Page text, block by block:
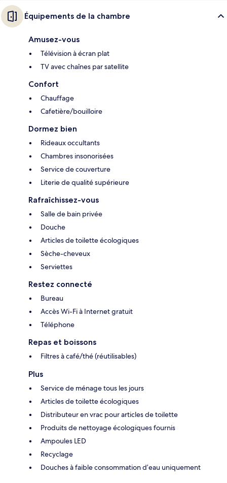
Équipements de la chambre
Amusez-vous
Télévision à écran plat
TV avec chaînes par satellite
Confort
Chauffage
Cafetière/bouilloire
Dormez bien
Rideaux occultants
Chambres insonorisées
Service de couverture
Literie de qualité supérieure
Rafraîchissez-vous
Salle de bain privée
Douche
Articles de toilette écologiques
Sèche-cheveux
Serviettes
Restez connecté
Bureau
Accès Wi-Fi à Internet gratuit
Téléphone
Repas et boissons
Filtres à café/thé (réutilisables)
Plus
Service de ménage tous les jours
Articles de toilette écologiques
Distributeur en vrac pour articles de toilette
Produits de nettoyage écologiques fournis
Ampoules LED
Recyclage
Douches à faible consommation d’eau uniquement